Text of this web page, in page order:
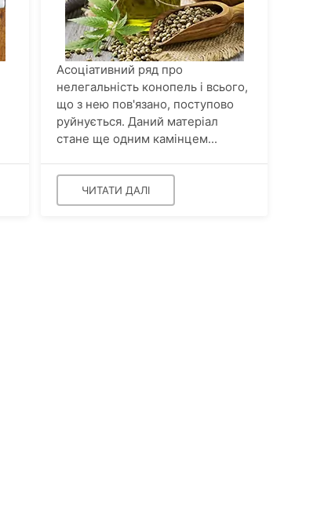
Асоціативний ряд про
нелегальність конопель і всього,
що з нею пов'язано, поступово
руйнується. Даний матеріал
стане ще одним камінцем...
ЧИТАТИ ДАЛІ